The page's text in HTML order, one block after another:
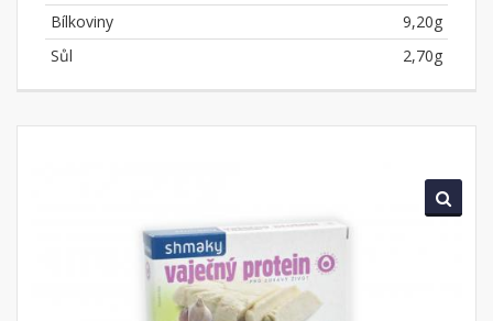
Bílkoviny
9,20g
Sůl
2,70g